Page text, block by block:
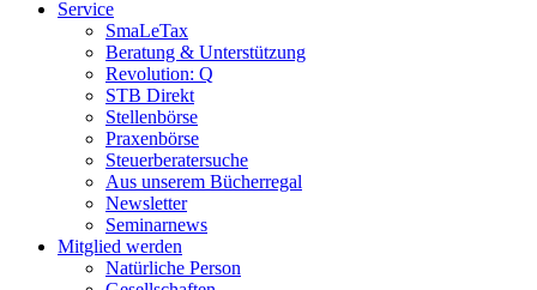
Service
SmaLeTax
Beratung & Unterstützung
Revolution: Q
STB Direkt
Stellenbörse
Praxenbörse
Steuerberatersuche
Aus unserem Bücherregal
Newsletter
Seminarnews
Mitglied werden
Natürliche Person